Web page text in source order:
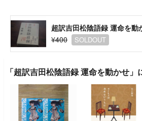
超訳吉田松陰語録 運命を動
¥400
SOLDOUT
「超訳吉田松陰語録 運命を動かせ」